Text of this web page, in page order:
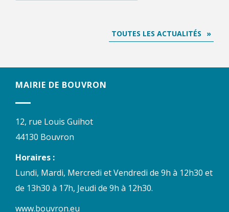
TOUTES LES ACTUALITÉS
MAIRIE DE BOUVRON
12, rue Louis Guihot
44130 Bouvron
Horaires :
Lundi, Mardi, Mercredi et Vendredi de 9h à 12h30 et
de 13h30 à 17h, Jeudi de 9h à 12h30.
www.bouvron.eu